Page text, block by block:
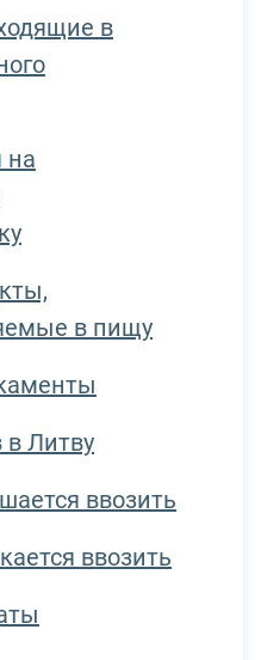
в
на
в пищу
в Литву
ввозить
ввозить